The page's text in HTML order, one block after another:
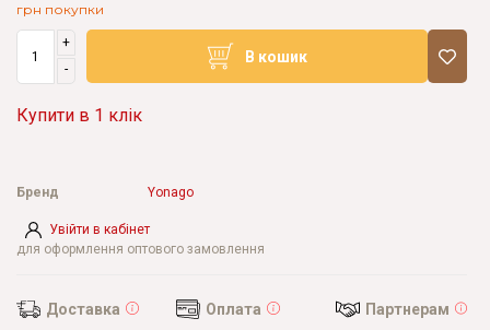
грн покупки
+
-
В кошик
Купити в 1 клік
Увійти в кабінет
для оформлення оптового замовлення
Бренд Yonago
Доставка Оплата Партнерам